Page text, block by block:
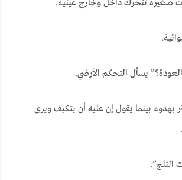
صغيرة تتحرك داخل وخارج عينيه.
يسأل التحكم الأرضي.
بهدوء بينما يقول إن عليه أن يتكيف ويرى
الثلج”.